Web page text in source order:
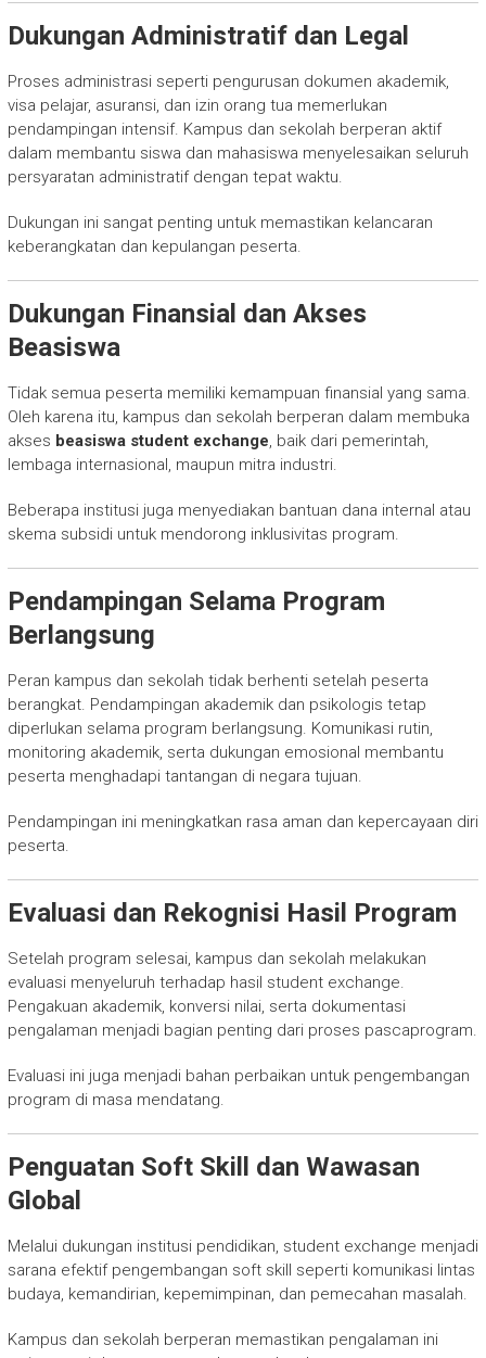
Dukungan Administratif dan Legal
Proses administrasi seperti pengurusan dokumen akademik,
visa pelajar, asuransi, dan izin orang tua memerlukan
pendampingan intensif. Kampus dan sekolah berperan aktif
dalam membantu siswa dan mahasiswa menyelesaikan seluruh
persyaratan administratif dengan tepat waktu.
Dukungan ini sangat penting untuk memastikan kelancaran
keberangkatan dan kepulangan peserta.
Dukungan Finansial dan Akses
Beasiswa
Tidak semua peserta memiliki kemampuan finansial yang sama.
Oleh karena itu, kampus dan sekolah berperan dalam membuka
akses beasiswa student exchange, baik dari pemerintah,
lembaga internasional, maupun mitra industri.
Beberapa institusi juga menyediakan bantuan dana internal atau
skema subsidi untuk mendorong inklusivitas program.
Pendampingan Selama Program
Berlangsung
Peran kampus dan sekolah tidak berhenti setelah peserta
berangkat. Pendampingan akademik dan psikologis tetap
diperlukan selama program berlangsung. Komunikasi rutin,
monitoring akademik, serta dukungan emosional membantu
peserta menghadapi tantangan di negara tujuan.
Pendampingan ini meningkatkan rasa aman dan kepercayaan diri
peserta.
Evaluasi dan Rekognisi Hasil Program
Setelah program selesai, kampus dan sekolah melakukan
evaluasi menyeluruh terhadap hasil student exchange.
Pengakuan akademik, konversi nilai, serta dokumentasi
pengalaman menjadi bagian penting dari proses pascaprogram.
Evaluasi ini juga menjadi bahan perbaikan untuk pengembangan
program di masa mendatang.
Penguatan Soft Skill dan Wawasan
Global
Melalui dukungan institusi pendidikan, student exchange menjadi
sarana efektif pengembangan soft skill seperti komunikasi lintas
budaya, kemandirian, kepemimpinan, dan pemecahan masalah.
Kampus dan sekolah berperan memastikan pengalaman ini